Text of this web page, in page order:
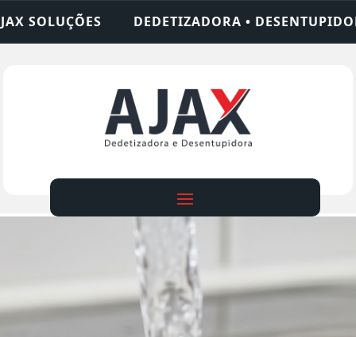
• DESENTUPIDORA • LIMPEZA DE FOSSA •